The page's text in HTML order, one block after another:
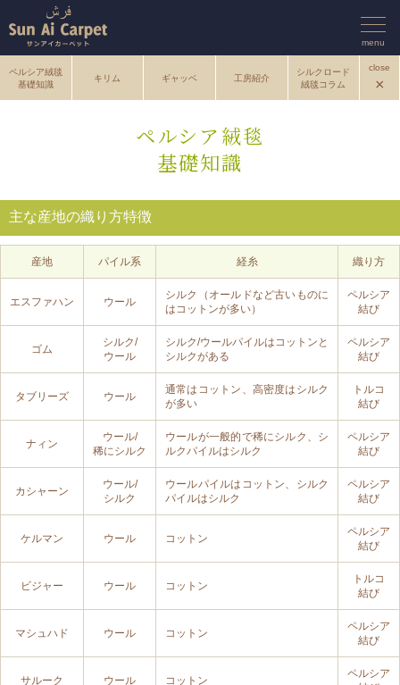
menu
ペルシア絨毯
基礎知識
キリム ギャッベ 工房紹介
シルクロード
絨毯コラム
close
×
ペルシア絨毯
基礎知識
主な産地の織り方特徴
産地 パイル系 経糸 織り方
エスファハン ウール
シルク（オールドなど古いものに
はコットンが多い）
ペルシア
結び
ゴム
シルク/
ウール
シルク/ウールパイルはコットンと
シルクがある
ペルシア
結び
タブリーズ ウール
通常はコットン、高密度はシルク
が多い
トルコ
結び
ナィン
ウール/
稀にシルク
ウールが一般的で稀にシルク、シ
ルクパイルはシルク
ペルシア
結び
カシャーン
ウール/
シルク
ウールパイルはコットン、シルク
パイルはシルク
ペルシア
結び
ケルマン ウール コットン
ペルシア
結び
ビジャー ウール コットン
トルコ
結び
マシュハド ウール コットン
ペルシア
結び
サルーク ウール コットン
ペルシア